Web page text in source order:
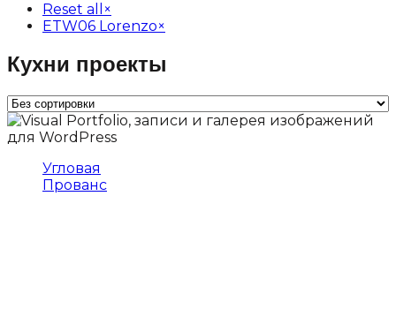
Reset all
×
ETW06 Lorenzo×
Кухни проекты
Угловая
Прованс